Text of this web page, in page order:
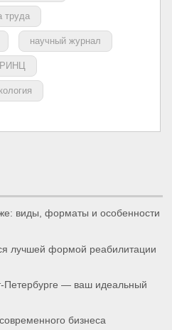
труда
научный журнал
РИНЦ
виды, форматы и особенности
лучшей формой реабилитации
Петербурге — ваш идеальный
бизнеса